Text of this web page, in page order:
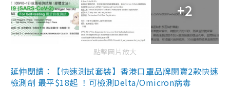
+2
點擊圖片放大
延伸閱讀：【快速測試套裝】香港口罩品牌開賣2款快速
檢測劑 最平$18起 ！可檢測Delta/Omicron病毒